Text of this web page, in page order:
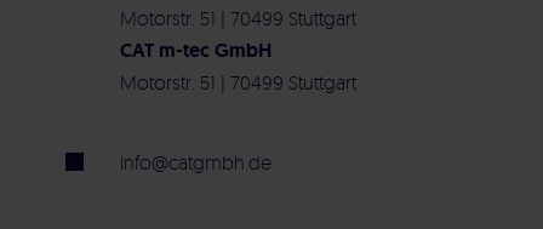
Motorstr. 51 | 70499 Stuttgart
CAT m-tec GmbH
Motorstr. 51 | 70499 Stuttgart
info@catgmbh.de